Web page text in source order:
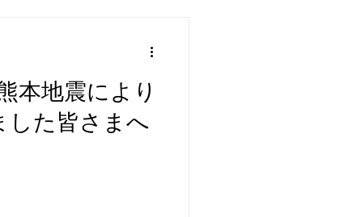
本地震により
した皆さまへ